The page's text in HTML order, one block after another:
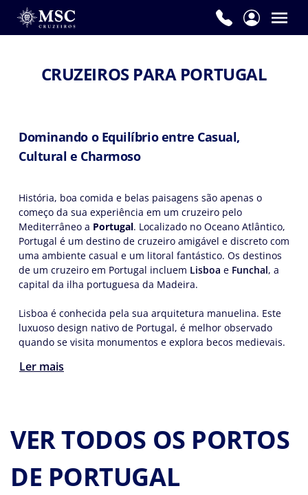
CRUZEIROS PARA PORTUGAL
Dominando o Equilíbrio entre Casual,
Cultural e Charmoso
História, boa comida e belas paisagens são apenas o
começo da sua experiência em um cruzeiro pelo
Mediterrâneo a Portugal. Localizado no Oceano Atlântico,
Portugal é um destino de cruzeiro amigável e discreto com
uma ambiente casual e um litoral fantástico. Os destinos
de um cruzeiro em Portugal incluem Lisboa e Funchal, a
capital da ilha portuguesa da Madeira.
Lisboa é conhecida pela sua arquitetura manuelina. Este
luxuoso design nativo de Portugal, é melhor observado
quando se visita monumentos e explora becos medievais.
Ler mais
VER TODOS OS PORTOS
DE PORTUGAL